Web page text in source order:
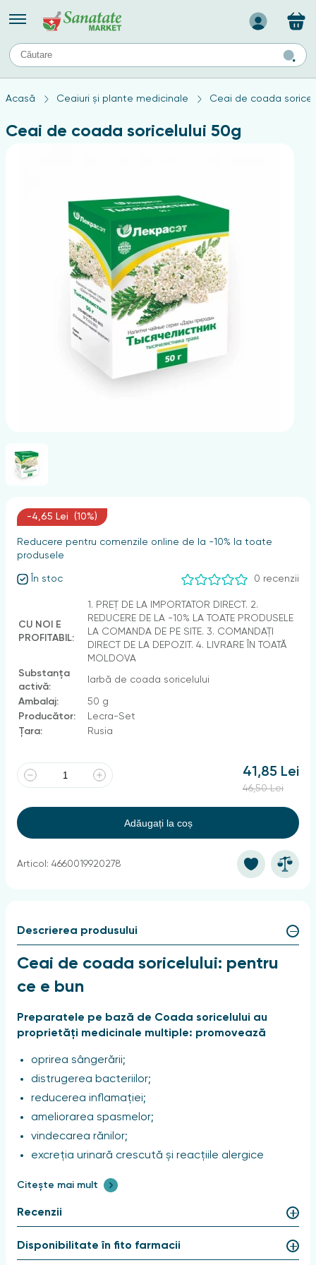
Назад
TIPURI DE TEN
Produse pentru ten mixt
Ten problematic
Acasă Ceaiuri și plante medicinale Ceai de coada
Ceai de coada soricelului 50g
-4,65 Lei (10%)
Reducere pentru comenzile online de la -10% la toate
produsele
În stoc 0 recenzii
CU NOI E
PROFITABIL:
1. PREȚ DE LA IMPORTATOR DIRECT. 2.
REDUCERE DE LA -10% LA TOATE PRODUSELE
LA COMANDA DE PE SITE. 3. COMANDAȚI
DIRECT DE LA DEPOZIT. 4. LIVRARE ÎN TOATĂ
MOLDOVA
Substanța
activă:
Iarbă de coada soricelului
Ambalaj:
50 g
Producător:
Lecra-Set
Țara:
Rusia
41,85 Lei
46,50 Lei
Adăugați la coș
Articol: 4660019920278
Descrierea produsului
Ceai de coada soricelului: pentru
ce e bun
Preparatele pe bază de Coada soricelului au
proprietăți medicinale multiple: promovează
oprirea sângerării;
distrugerea bacteriilor;
reducerea inflamației;
ameliorarea spasmelor;
vindecarea rănilor;
excreția urinară crescută și reacțiile alergice
reduc spasmele în mușchii netezi ai intestinelor,
tractului biliar și urinar, măresc fluxul de bilă în duoden
și cresc diureza și ameliorează durerile spasmodice
din intestine.
Citește mai mult
Recenzii
Disponibilitate în fito farmacii